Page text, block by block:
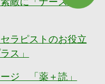
ラピストのお役立
ス」
ジ 「薬＋読」